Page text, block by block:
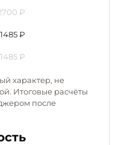
₽
1485₽
1485 ₽
характер, не
Итоговые расчёты
после